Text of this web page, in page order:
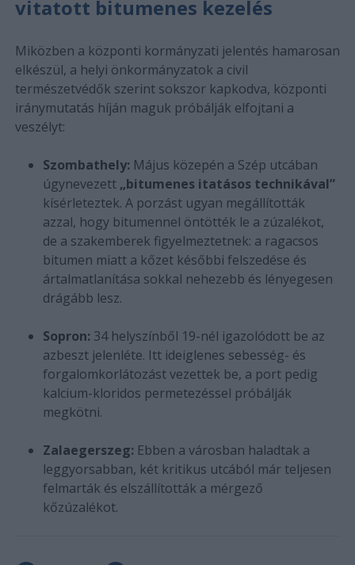
vitatott bitumenes kezelés
Miközben a központi kormányzati jelentés hamarosan
elkészül, a helyi önkormányzatok a civil
természetvédők szerint sokszor kapkodva, központi
iránymutatás híján maguk próbálják elfojtani a
veszélyt:
Szombathely: Május közepén a Szép utcában
úgynevezett „bitumenes itatásos technikával”
kísérleteztek. A porzást ugyan megállították
azzal, hogy bitumennel öntötték le a zúzalékot,
de a szakemberek figyelmeztetnek: a ragacsos
bitumen miatt a kőzet későbbi felszedése és
ártalmatlanítása sokkal nehezebb és lényegesen
drágább lesz.
Sopron: 34 helyszínből 19-nél igazolódott be az
azbeszt jelenléte. Itt ideiglenes sebesség- és
forgalomkorlátozást vezettek be, a port pedig
kalcium-kloridos permetezéssel próbálják
megkötni.
Zalaegerszeg: Ebben a városban haladtak a
leggyorsabban, két kritikus utcából már teljesen
felmarták és elszállították a mérgező
kőzúzalékot.